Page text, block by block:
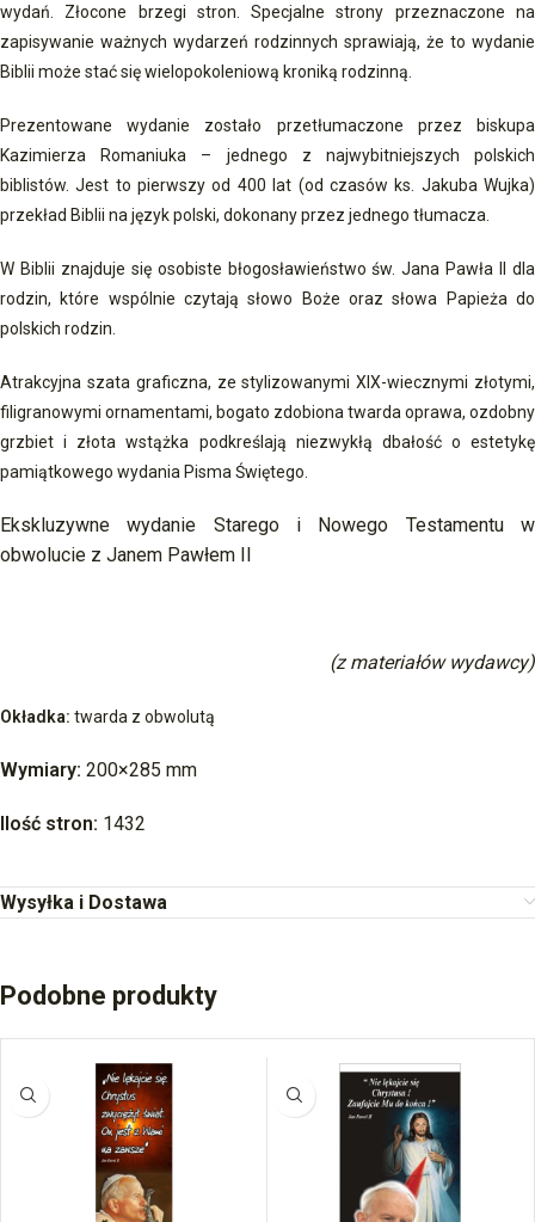
wydań. Złocone brzegi stron. Specjalne strony przeznaczone na
zapisywanie ważnych wydarzeń rodzinnych sprawiają, że to wydanie
Biblii może stać się wielopokoleniową kroniką rodzinną.
Prezentowane wydanie zostało przetłumaczone przez biskupa
Kazimierza Romaniuka – jednego z najwybitniejszych polskich
biblistów. Jest to pierwszy od 400 lat (od czasów ks. Jakuba Wujka)
przekład Biblii na język polski, dokonany przez jednego tłumacza.
W Biblii znajduje się osobiste błogosławieństwo św. Jana Pawła II dla
rodzin, które wspólnie czytają słowo Boże oraz słowa Papieża do
polskich rodzin.
Atrakcyjna szata graficzna, ze stylizowanymi XIX-wiecznymi złotymi,
filigranowymi ornamentami, bogato zdobiona twarda oprawa, ozdobny
grzbiet i złota wstążka podkreślają niezwykłą dbałość o estetykę
pamiątkowego wydania Pisma Świętego.
Ekskluzywne wydanie Starego i Nowego Testamentu w
obwolucie z Janem Pawłem II
(z materiałów wydawcy)
Okładka: twarda z obwolutą
Wymiary: 200×285 mm
Ilość stron: 1432
Wysyłka i Dostawa
Podobne produkty